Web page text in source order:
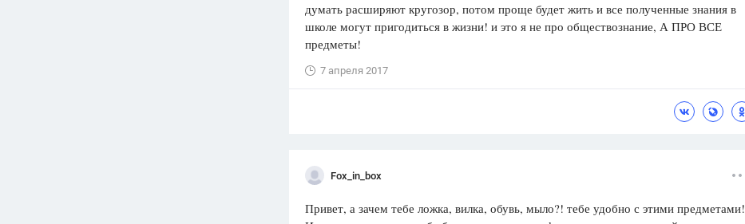
думать расширяют кругозор, потом проще будет жить и все полученные знания в
школе могут пригодиться в жизни! и это я не про обществознание, А ПРО ВСЕ
предметы!
7 апреля 2017
Fox_in_box
Привет, а зачем тебе ложка, вилка, обувь, мыло?! тебе удобно с этими предметами!